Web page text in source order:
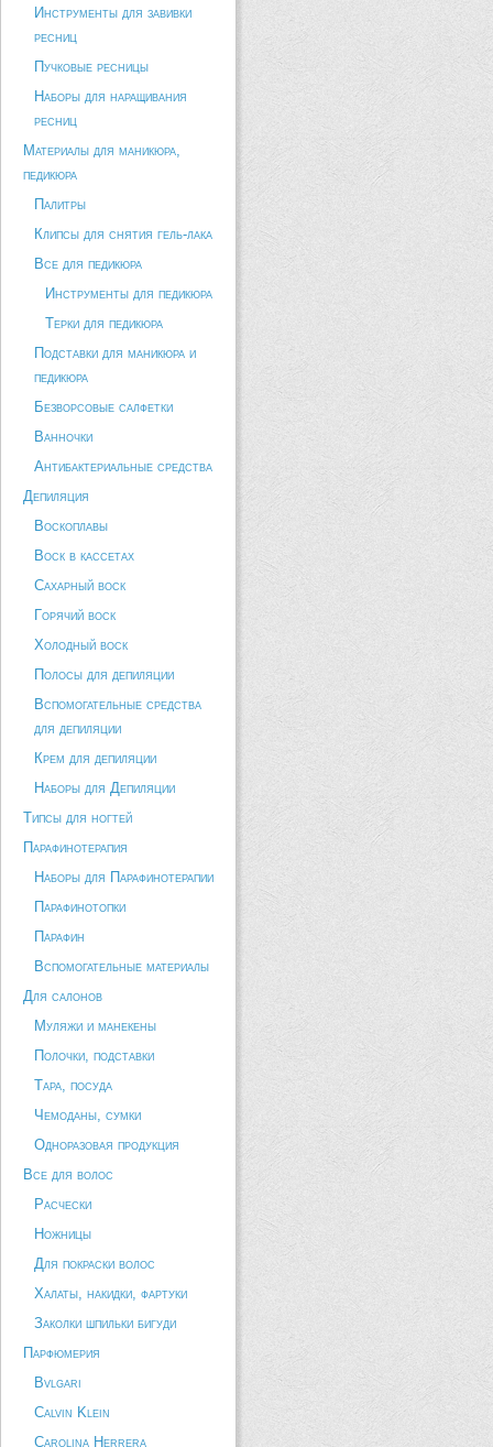
Инструменты для завивки
ресниц
Пучковые ресницы
Наборы для наращивания
ресниц
Материалы для маникюра,
педикюра
Палитры
Клипсы для снятия гель-лака
Все для педикюра
Инструменты для педикюра
Терки для педикюра
Подставки для маникюра и
педикюра
Безворсовые салфетки
Ванночки
Антибактериальные средства
Депиляция
Воскоплавы
Воск в кассетах
Сахарный воск
Горячий воск
Холодный воск
Полосы для депиляции
Вспомогательные средства
для депиляции
Крем для депиляции
Наборы для Депиляции
Типсы для ногтей
Парафинотерапия
Наборы для Парафинотерапии
Парафинотопки
Парафин
Вспомогательные материалы
Для салонов
Муляжи и манекены
Полочки, подставки
Тара, посуда
Чемоданы, сумки
Одноразовая продукция
Все для волос
Расчески
Ножницы
Для покраски волос
Халаты, накидки, фартуки
Заколки шпильки бигуди
Парфюмерия
Bvlgari
Calvin Klein
Carolina Herrera